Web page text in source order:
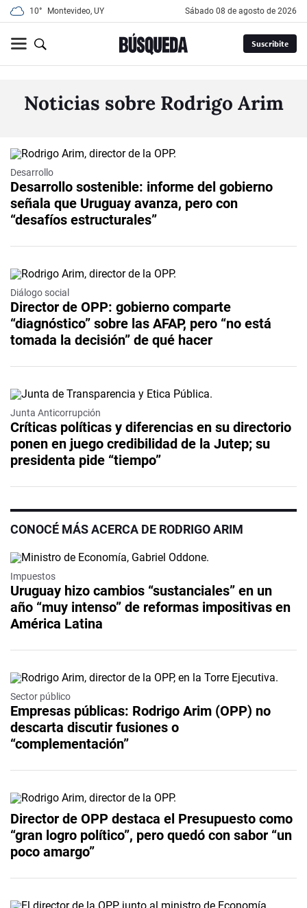
10° Montevideo, UY sábado 08 de agosto de 2026
Suscribite
Noticias sobre Rodrigo Arim
Desarrollo
Desarrollo sostenible: informe del gobierno
señala que Uruguay avanza, pero con
“desafíos estructurales”
Diálogo social
Director de OPP: gobierno comparte
“diagnóstico” sobre las AFAP, pero “no está
tomada la decisión” de qué hacer
Junta Anticorrupción
Críticas políticas y diferencias en su directorio
ponen en juego credibilidad de la Jutep; su
presidenta pide “tiempo”
CONOCÉ MÁS ACERCA DE RODRIGO ARIM
Impuestos
Uruguay hizo cambios “sustanciales” en un
año “muy intenso” de reformas impositivas en
América Latina
Sector público
Empresas públicas: Rodrigo Arim (OPP) no
descarta discutir fusiones o
“complementación”
Director de OPP destaca el Presupuesto como
“gran logro político”, pero quedó con sabor “un
poco amargo”